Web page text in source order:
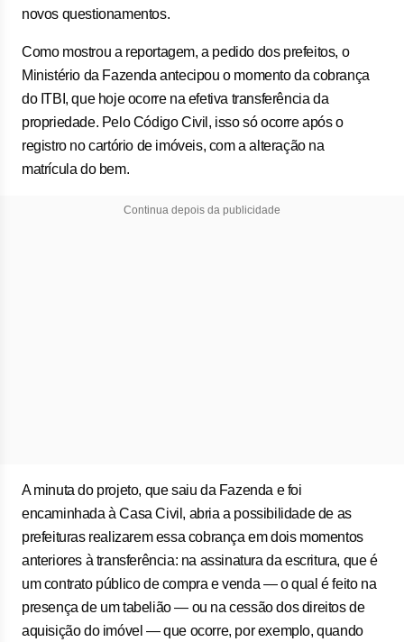
novos questionamentos.
Como mostrou a reportagem, a pedido dos prefeitos, o
Ministério da Fazenda antecipou o momento da cobrança
do ITBI, que hoje ocorre na efetiva transferência da
propriedade. Pelo Código Civil, isso só ocorre após o
registro no cartório de imóveis, com a alteração na
matrícula do bem.
Continua depois da publicidade
A minuta do projeto, que saiu da Fazenda e foi
encaminhada à Casa Civil, abria a possibilidade de as
prefeituras realizarem essa cobrança em dois momentos
anteriores à transferência: na assinatura da escritura, que é
um contrato público de compra e venda — o qual é feito na
presença de um tabelião — ou na cessão dos direitos de
aquisição do imóvel — que ocorre, por exemplo, quando